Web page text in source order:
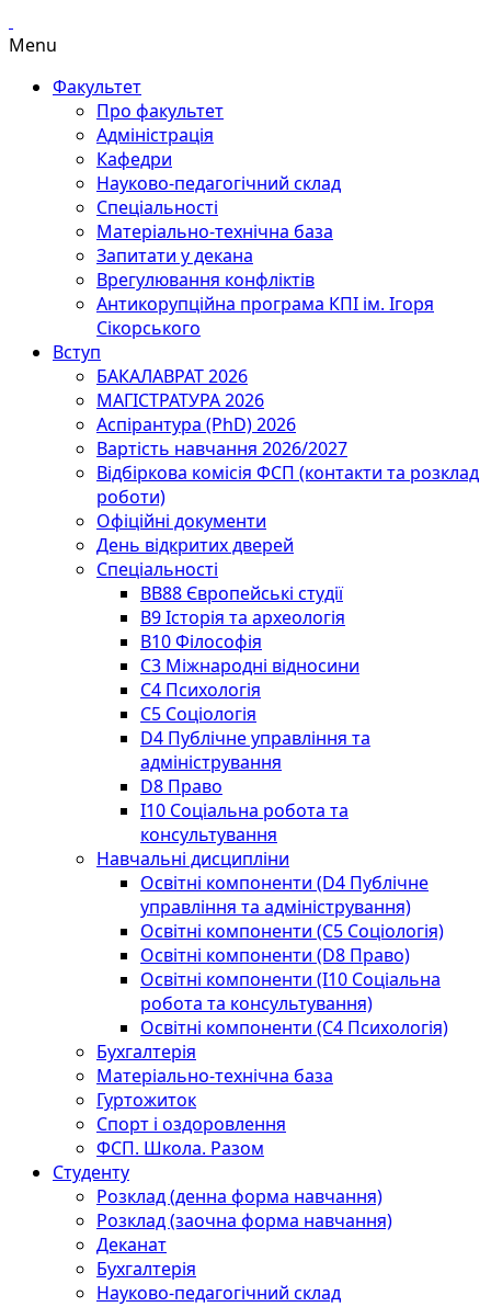
Menu
Факультет
Про факультет
Адміністрація
Кафедри
Науково-педагогічний склад
Спеціальності
Матеріально-технічна база
Запитати у декана
Врегулювання конфліктів
Антикорупційна програма КПІ ім. Ігоря
Сікорського
Вступ
БАКАЛАВРАТ 2026
МАГІСТРАТУРА 2026
Аспірантура (PhD) 2026
Вартість навчання 2026/2027
Відбіркова комісія ФСП (контакти та розклад
роботи)
Офіційні документи
День відкритих дверей
Спеціальності
BВ88 Європейські студії
B9 Історія та археологія
B10 Філософія
C3 Міжнародні відносини
C4 Психологія
С5 Соціологія
D4 Публічне управління та
адміністрування
D8 Право
I10 Соціальна робота та
консультування
Навчальні дисципліни
Освітні компоненти (D4 Публічне
управління та адміністрування)
Освітні компоненти (С5 Соціологія)
Освітні компоненти (D8 Право)
Освітні компоненти (I10 Соціальна
робота та консультування)
Освітні компоненти (С4 Психологія)
Бухгалтерія
Матеріально-технічна база
Гуртожиток
Спорт і оздоровлення
ФСП. Школа. Разом
Студенту
Розклад (денна форма навчання)
Розклад (заочна форма навчання)
Деканат
Бухгалтерія
Науково-педагогічний склад